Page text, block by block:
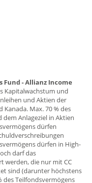
Fund - Allianz Income
Kapitalwachstum und
und Aktien der
Max. 70 % des
Anlageziel in Aktien
dürfen
dürfen in High-
darf das
werden, die nur mit CC
sind (darunter höchstens
des Teilfondsvermögens